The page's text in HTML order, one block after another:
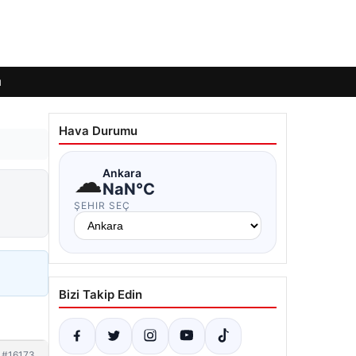
Hava Durumu
☁Ankara
NaN°C
ŞEHIR SEÇ
Bizi Takip Edin